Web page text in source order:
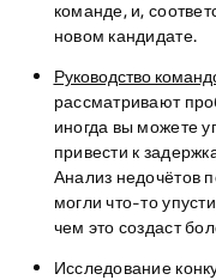
команде, и,
новом кандидате.
Руководство
рассматривают
иногда вы можете
привести к
Анализ недочётов
могли что-то
чем это создаст
Исследование